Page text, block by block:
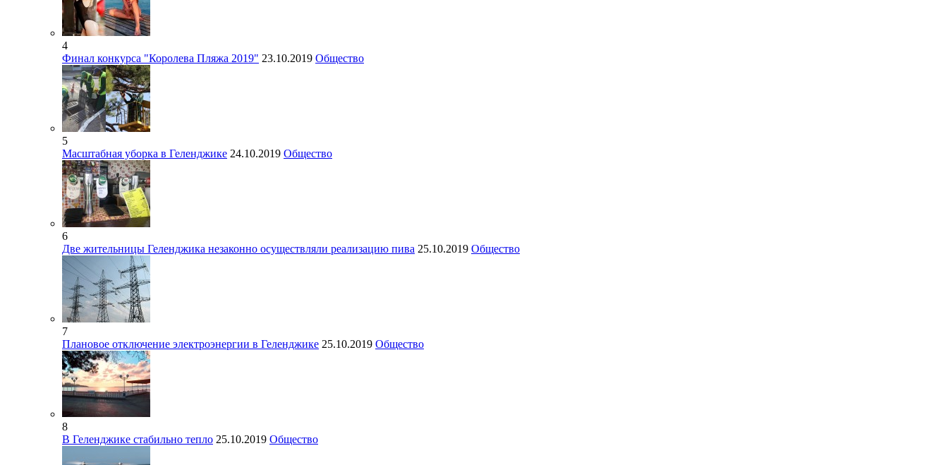
4
Финал конкурса "Королева Пляжа 2019" 23.10.2019 Общество
5
Масштабная уборка в Геленджике 24.10.2019 Общество
6
Две жительницы Геленджика незаконно осуществляли реализацию пива 25.10.2019 Общество
7
Плановое отключение электроэнергии в Геленджике 25.10.2019 Общество
8
В Геленджике стабильно тепло 25.10.2019 Общество